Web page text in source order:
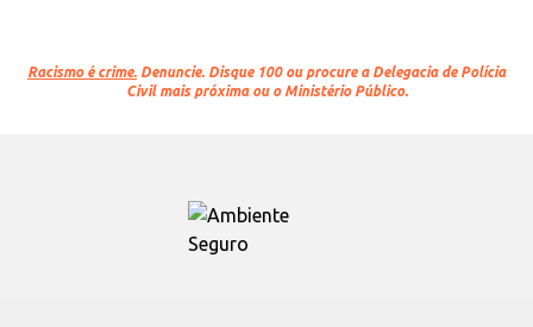
Racismo é crime. Denuncie. Disque 100 ou procure a Delegacia de Polícia
Civil mais próxima ou o Ministério Público.